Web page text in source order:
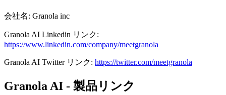
会社名: Granola inc
Granola AI Linkedin リンク:
https://www.linkedin.com/company/meetgranola
Granola AI Twitter リンク: https://twitter.com/meetgranola
Granola AI - 製品リンク